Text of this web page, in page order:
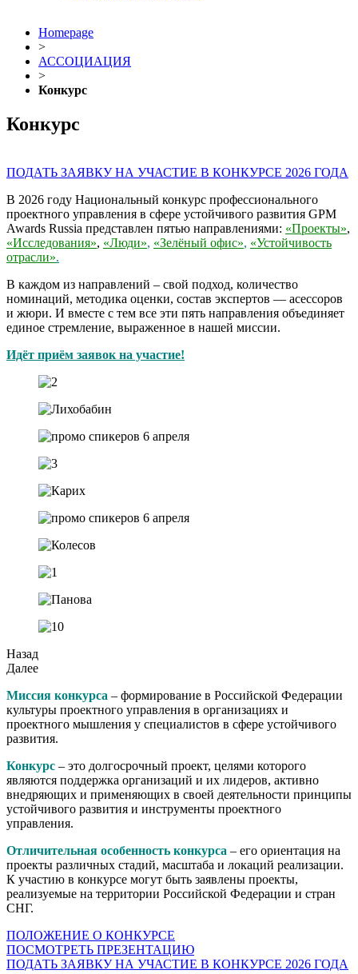
Homepage
>
АССОЦИАЦИЯ
>
Конкурс
Конкурс
ПОДАТЬ ЗАЯВКУ НА УЧАСТИЕ В КОНКУРСЕ 2026 ГОДА
В 2026 году Национальный конкурс профессионального
проектного управления в сфере устойчивого развития GPM
Awards Russia представлен пятью направлениями: «Проекты»,
«Исследования», «Люди», «Зелёный офис», «Устойчивость
отрасли».
В каждом из направлений – свой подход, количество
номинаций, методика оценки, состав экспертов — асессоров
и жюри. И вместе с тем все эти пять направления объединяет
единое стремление, выраженное в нашей миссии.
Идёт приём заявок на участие!
Назад
Далее
Миссия конкурса – формирование в Российской Федерации
культуры проектного управления в организациях и
проектного мышления у специалистов в сфере устойчивого
развития.
Конкурс – это долгосрочный проект, целями которого
являются поддержка организаций и их лидеров, активно
внедряющих и применяющих в своей деятельности принципы
устойчивого развития и инструменты проектного
управления.
Отличительная особенность конкурса – его ориентация на
проекты различных стадий, масштаба и локаций реализации.
К участию в конкурсе могут быть заявлены проекты,
реализуемые на территории Российской Федерации и стран
СНГ.
ПОЛОЖЕНИЕ О КОНКУРСЕ
ПОСМОТРЕТЬ ПРЕЗЕНТАЦИЮ
ПОДАТЬ ЗАЯВКУ НА УЧАСТИЕ В КОНКУРСЕ 2026 ГОДА